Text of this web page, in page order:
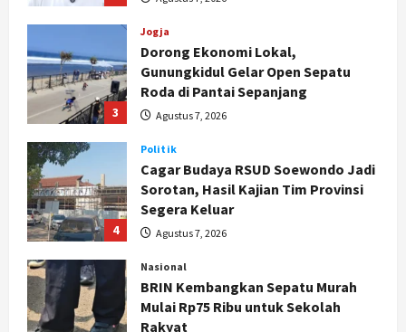
3
Jogja
Dorong Ekonomi Lokal,
Gunungkidul Gelar Open Sepatu
Roda di Pantai Sepanjang
Agustus 7, 2026
4
Politik
Cagar Budaya RSUD Soewondo Jadi
Sorotan, Hasil Kajian Tim Provinsi
Segera Keluar
Agustus 7, 2026
Nasional
BRIN Kembangkan Sepatu Murah
Mulai Rp75 Ribu untuk Sekolah
Rakyat